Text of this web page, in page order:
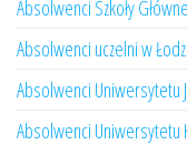
Absolwenci Szkoły
Absolwenci uczelni w Łodzi
Absolwenci Uniwersytetu
Absolwenci Uniwersytetu